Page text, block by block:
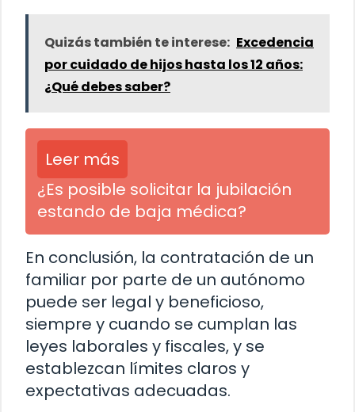
Quizás también te interese: Excedencia
por cuidado de hijos hasta los 12 años:
¿Qué debes saber?
Leer más
¿Es posible solicitar la jubilación
estando de baja médica?
En conclusión, la contratación de un
familiar por parte de un autónomo
puede ser legal y beneficioso,
siempre y cuando se cumplan las
leyes laborales y fiscales, y se
establezcan límites claros y
expectativas adecuadas.